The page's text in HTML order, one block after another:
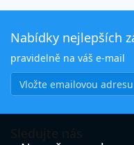
Nabídky nejlepších
pravidelně na váš e-mail